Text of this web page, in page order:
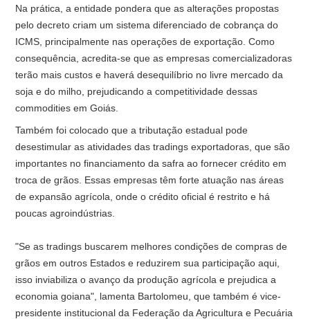
Na prática, a entidade pondera que as alterações propostas
pelo decreto criam um sistema diferenciado de cobrança do
ICMS, principalmente nas operações de exportação. Como
consequência, acredita-se que as empresas comercializadoras
terão mais custos e haverá desequilíbrio no livre mercado da
soja e do milho, prejudicando a competitividade dessas
commodities em Goiás.
Também foi colocado que a tributação estadual pode
desestimular as atividades das tradings exportadoras, que são
importantes no financiamento da safra ao fornecer crédito em
troca de grãos. Essas empresas têm forte atuação nas áreas
de expansão agrícola, onde o crédito oficial é restrito e há
poucas agroindústrias.
"Se as tradings buscarem melhores condições de compras de
grãos em outros Estados e reduzirem sua participação aqui,
isso inviabiliza o avanço da produção agrícola e prejudica a
economia goiana", lamenta Bartolomeu, que também é vice-
presidente institucional da Federação da Agricultura e Pecuária